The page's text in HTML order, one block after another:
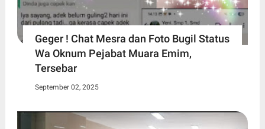
Geger ! Chat Mesra dan Foto Bugil Status
Wa Oknum Pejabat Muara Emim,
Tersebar
September 02, 2025